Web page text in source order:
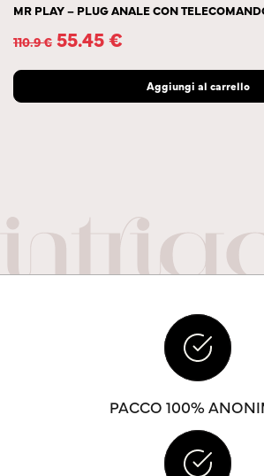
MR PLAY – PLUG ANALE CON
110.9€ 55.45€
Aggiungi al carrello
PACCO 100%